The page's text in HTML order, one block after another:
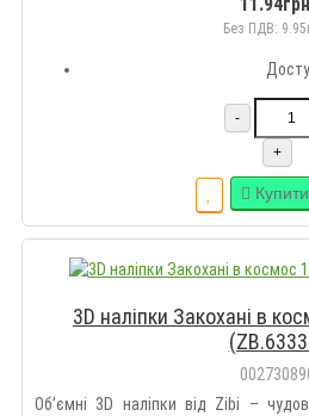
Без ПДВ:
-
+
Купити
3D наліпки Закохані в
Об’ємні 3D наліпки від Zibi –